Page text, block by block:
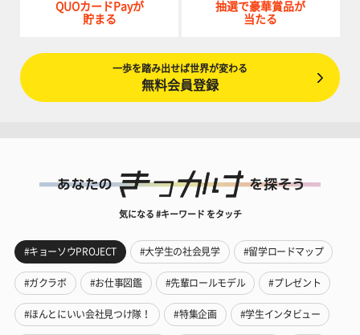
QUOカードPayが
貯まる
抽選で豪華賞品が
当たる
一歩を踏み出せば世界が変わる
無料会員登録
気になる #キーワード をタッチ
#キョーソウPROJECT #大学生の社会見学 #留学ロードマップ
#ガクラボ #お仕事図鑑 #先輩ロールモデル #プレゼント
#ほんとにいい会社見つけ隊！ #特集企画 #学生インタビュー